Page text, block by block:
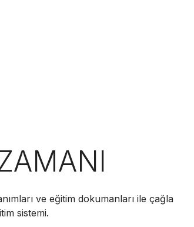
ve eğitim dokumanları ile çağla
sistemi.